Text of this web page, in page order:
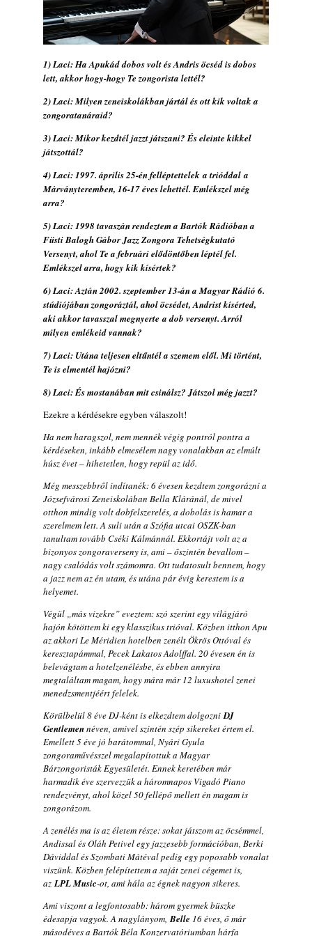
rész: Irving Ashby – Memoirs
2026. augusztus 04.
10 éve halt meg lapunk főszerkesztő-
helyettese, Csányi Attila
2026. augusztus 04.
45 éve történt… Jazz-rock albumok 1981-
ből - Shakatak „Drivin’ Hard”
Jazz a Márványteremben – Mizar (2008.
2026. augusztus 03.
Gondolataim - 2026 (XI. évfolyam - 8. rész)
Exkluzív interjú Bóna Lászlóval
2026. augusztus 01.
Ma 40 éves Gyarmati Gábor és 54 éves
Florian Ross
2026. augusztus 01.
Vér, tornádó és jazz – megjelent a Daveform
Quintet és Kurt Rosenwinkel közös
lemezének új előfutára, a Sharknado
2026. július 31.
Magyar jazzmuzsikus szülők és zenész
Vörösné Strausz Eszter + Vörös Bence
2026. július 30.
The Next Generation — 11. rész: Horváth
Szabolcs
2026. július 25.
FREE JAZZ ALBUMS 2026 - 134. rész
2026. július 16.
A free jazz kiemelkedő alakjai - 79. rész:
Marion Brown
2026. július 13.
1) Laci: Ha Apukád dobos volt és Andris öcséd is dobos
lett, akkor hogy-hogy Te zongorista lettél?
2) Laci: Milyen zeneiskolákban jártál és ott kik voltak a
zongoratanáraid?
3) Laci: Mikor kezdtél jazzt játszani? És eleinte kikkel
játszottál?
4) Laci: 1997. április 25-én felléptettelek a trióddal a
Márványteremben, 16-17 éves lehettél. Emlékszel még
arra?
5) Laci: 1998 tavaszán rendeztem a Bartók Rádióban a
Füsti Balogh Gábor Jazz Zongora Tehetségkutató
Versenyt, ahol Te a februári elődöntőben léptél fel.
Emlékszel arra, hogy kik kísértek?
6) Laci: Aztán 2002. szeptember 13-án a Magyar Rádió 6.
stúdiójában zongoráztál, ahol öcsédet, Andrist kísérted,
aki akkor tavasszal megnyerte a dob versenyt. Arról
milyen emlékeid vannak?
7) Laci: Utána teljesen eltűntél a szemem elől. Mi történt,
Te is elmentél hajózni?
8) Laci: És mostanában mit csinálsz? Játszol még jazzt?
Ezekre a kérdésekre egyben válaszolt!
Ha nem haragszol, nem mennék végig pontról pontra a
kérdéseken, inkább elmesélem nagy vonalakban az elmúlt
húsz évet – hihetetlen, hogy repül az idő.
Még messzebbről indítanék: 6 évesen kezdtem zongorázni a
Józsefvárosi Zeneiskolában Bella Kláránál, de mivel
otthon mindig volt dobfelszerelés, a dobolás is hamar a
szerelmem lett. A suli után a Szófia utcai OSZK-ban
tanultam tovább Cséki Kálmánnál. Ekkortájt volt az a
bizonyos zongoraverseny is, ami – őszintén bevallom –
nagy csalódás volt számomra. Ott tudatosult bennem, hogy
a jazz nem az én utam, és utána pár évig kerestem is a
helyemet.
Végül „más vizekre” eveztem: szó szerint egy világjáró
hajón kötöttem ki egy klasszikus trióval. Közben itthon Apu
az akkori Le Méridien hotelben zenélt Ökrös Ottóval és
keresztapámmal, Pecek Lakatos Adolffal. 20 évesen én is
belevágtam a hotelzenélésbe, és ebben annyira
megtaláltam magam, hogy mára már 12 luxushotel zenei
menedzsmentjéért felelek.
Körülbelül 8 éve DJ-ként is elkezdtem dolgozniDJ
Gentlemennéven, amivel szintén szép sikereket értem el.
Emellett 5 éve jó barátommal, Nyári Gyula
zongoraművésszel megalapítottuk a Magyar
Bárzongoristák Egyesületét. Ennek keretében már
harmadik éve szervezzük a háromnapos Vigadó Piano
rendezvényt, ahol közel 50 fellépő mellett én magam is
zongorázom.
A zenélés ma is az életem része: sokat játszom az öcsémmel,
Andissal és Oláh Petivel egy jazzesebb formációban, Berki
Dáviddal és Szombati Mátéval pedig egy poposabb vonalat
viszünk. Közben felépítettem a saját zenei cégemet is,
azLPL Music-ot, ami hála az égnek nagyon sikeres.
Ami viszont a legfontosabb: három gyermek büszke
édesapja vagyok. A nagylányom,Belle 16 éves, ő már
másodéves a Bartók Béla Konzervatóriumban hárfa